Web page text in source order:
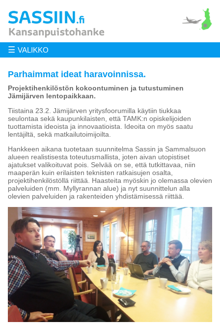
☰ VALIKKO
Parhaimmat ideat haravoinnissa.
Projektihenkilöstön kokoontuminen ja tutustuminen
Jämijärven lentopaikkaan.
Tiistaina 23.2. Jämijärven yritysfoorumilla käytiin tiukkaa
seulontaa sekä kaupunkilaisten, että TAMK:n opiskelijoiden
tuottamista ideoista ja innovaatioista. Ideoita on myös saatu
lentäjiltä, sekä matkailutoimijoilta.
Hankkeen aikana tuotetaan suunnitelma Sassin ja Sammalsuon
alueen realistisesta toteutusmallista, joten aivan utopistiset
ajatukset valikoituvat pois. Selvää on se, että tutkittavaa, niin
maaperän kuin erilaisten teknisten ratkaisujen osalta,
projektihenkilöstöllä riittää. Haasteita myöskin jo olemassa olevien
palveluiden (mm. Myllyrannan alue) ja nyt suunnittelun alla
olevien palveluiden ja rakenteiden yhdistämisessä riittää.